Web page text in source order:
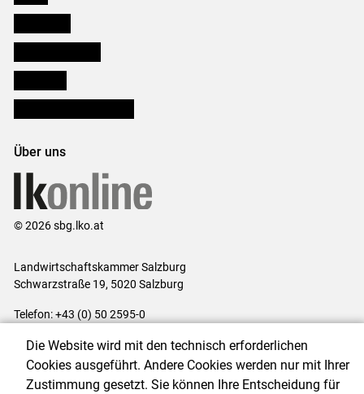
Über uns
© 2026 sbg.lko.at
Landwirtschaftskammer Salzburg
Schwarzstraße 19, 5020 Salzburg
Telefon: +43 (0) 50 2595-0
Impressum|Kontakt|Datenschutzerklärung|Barrierefreiheit|
Cookie-Einstellungen
Die Website wird mit den technisch erforderlichen
Cookies ausgeführt. Andere Cookies werden nur mit Ihrer
Zustimmung gesetzt. Sie können Ihre Entscheidung für